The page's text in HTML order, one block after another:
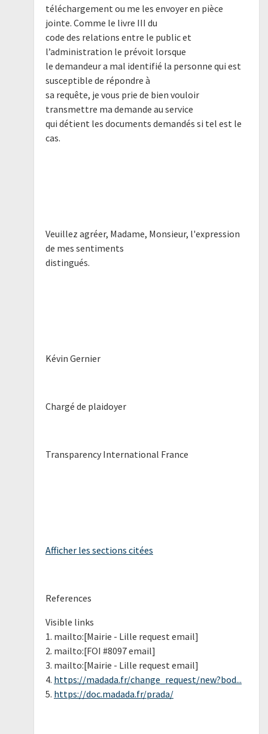
téléchargement ou me les envoyer en pièce
jointe. Comme le livre III du
code des relations entre le public et
l’administration le prévoit lorsque
le demandeur a mal identifié la personne qui est
susceptible de répondre à
sa requête, je vous prie de bien vouloir
transmettre ma demande au service
qui détient les documents demandés si tel est le
cas.
Veuillez agréer, Madame, Monsieur, l'expression
de mes sentiments
distingués.
Kévin Gernier
Chargé de plaidoyer
Transparency International France
Afficher les sections citées
References
Visible links
1. mailto:[Mairie - Lille request email]
2. mailto:[FOI #8097 email]
3. mailto:[Mairie - Lille request email]
4. https://madada.fr/change_request/new?bod...
5. https://doc.madada.fr/prada/